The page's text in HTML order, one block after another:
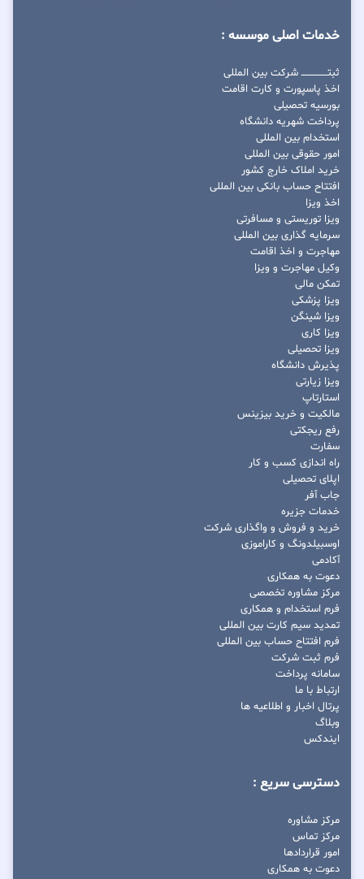
خدمات اصلی موسسه :
ثبتــــــــــــــــ شرکت بین المللی
اخذ پاسپورت و کارت اقامت
بورسیه تحصیلی
پرداخت شهریه دانشگاه
استخدام بین المللی
امور حقوقی بین المللی
خرید املاک خارج کشور
افتتاح حساب بانکی بین المللی
اخذ ویزا
ویزا توریستی و مسافرتی
سرمایه گذاری بین المللی
مهاجرت و اخذ اقامت
وکیل مهاجرت و ویزا
تمکن مالی
ویزا پزشکی
ویزا شینگن
ویزا کاری
ویزا تحصیلی
پذیرش دانشگاه
ویزا زیارتی
استارتاپ
مالکیت و خرید بیزینس
رفع ریجکتی
سفارت
راه اندازی کسب و کار
اپلای تحصیلی
جاب آفر
خدمات جزیره
خرید و فروش و واگذاری شرکت
اوسبیلدونگ و کاراموزی
آکادمی
دعوت به همکاری
مرکز مشاوره تخصصی
فرم استخدام و همکاری
تمدید سیم کارت بین المللی
فرم افتتاح حساب بین المللی
فرم ثبت شرکت
سامانه پرداخت
ارتباط با ما
پرتال اخبار و اطلاعیه ها
وبلاگ
ایندکس
دسترسی سریع :
مرکز مشاوره
مرکز تماس
امور قراردادها
دعوت به همکاری